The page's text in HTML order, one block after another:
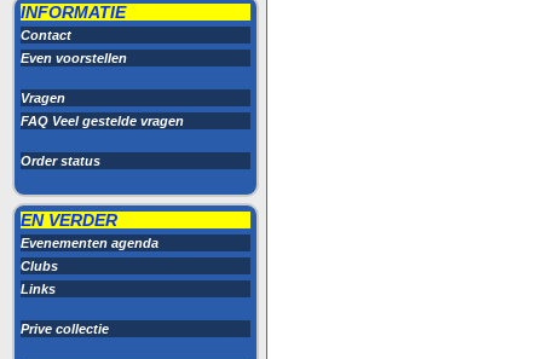
INFORMATIE
Contact
Even voorstellen
Vragen
FAQ Veel gestelde vragen
Order status
EN VERDER
Evenementen agenda
Clubs
Links
Prive collectie